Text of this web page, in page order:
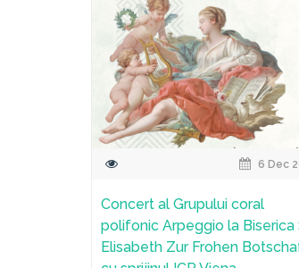
6 Dec
Concert al Grupului coral
polifonic Arpeggio la Biserica
Elisabeth Zur Frohen